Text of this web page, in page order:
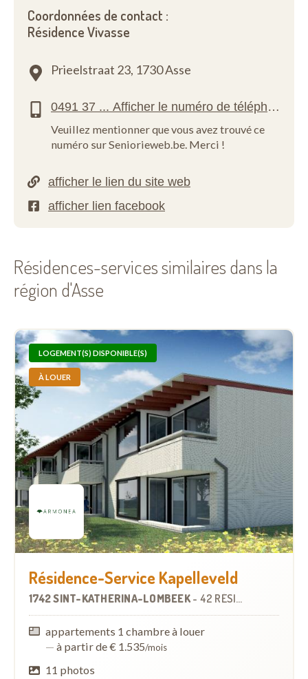
Coordonnées de contact :
Résidence Vivasse
Prieelstraat 23, 1730 Asse
Veuillez mentionner que vous avez trouvé ce
numéro sur Seniorieweb.be. Merci !
Résidences-services similaires dans la
région d'Asse
LOGEMENT(S) DISPONIBLE(S)
À LOUER
Résidence-Service Kapelleveld
1742 SINT-KATHERINA-LOMBEEK- 42 RÉSIDENCES-SERVICES
appartements 1 chambre à louer
— à partir de € 1.535/mois
11 photos